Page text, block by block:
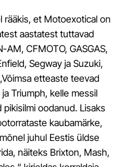
rääkis, et Motoexotical on
aastatest tuttavad
CFMOTO, GASGAS,
Segway ja Suzuki,
etteaste teevad
Triumph, kelle messil
oodanud. Lisaks
kaubamärke,
juhul Eestis üldse
näiteks Brixton, Mash,